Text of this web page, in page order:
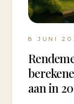
8 JUNI
aan in